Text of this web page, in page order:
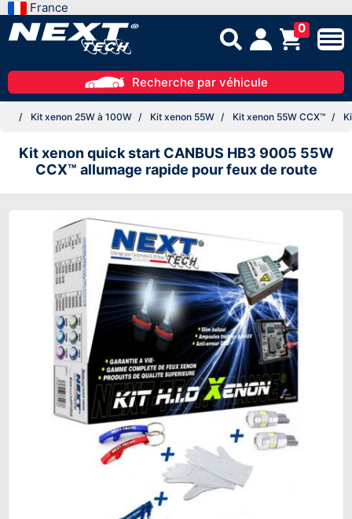
France
0
Recherche par véhicule
Kit xenon 25W à 100W Kit xenon 55W Kit xenon 55W CCX™
Kit xenon quick start CANBUS HB3 9005 55W
CCX™ allumage rapide pour feux de route